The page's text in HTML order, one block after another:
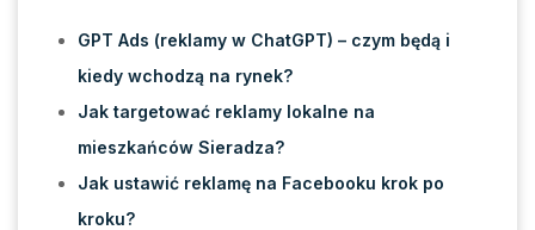
GPT Ads (reklamy w ChatGPT) – czym będą i
kiedy wchodzą na rynek?
Jak targetować reklamy lokalne na
mieszkańców Sieradza?
Jak ustawić reklamę na Facebooku krok po
kroku?